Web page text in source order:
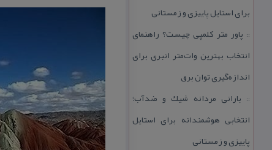
برای استایل پاییزی و زمستانی
:: پاور متر كلمپی چیست؟ راهنمای
انتخاب بهترین وات‌متر انبری برای
اندازه‌گیری توان برق
:: بارانی مردانه شیك و ضدآب؛
انتخابی هوشمندانه برای استایل
پاییزی و زمستانی